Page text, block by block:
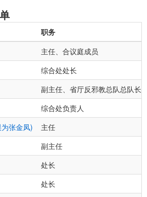
职务
主任、合议庭成员
综合处处长
副主任、省厅反邪教总队总队长
综合处负责人
张金凤)
主任
副主任
处长
处长